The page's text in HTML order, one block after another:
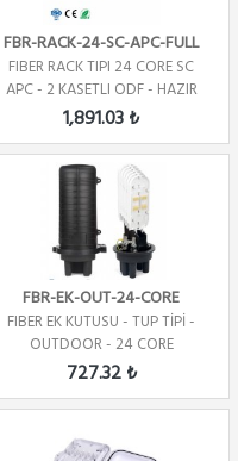
FBR-RACK-24-SC-APC-FULL
FIBER RACK TIPI 24 CORE SC
APC - 2 KASETLI ODF - HAZIR
1,891.03 ₺
FBR-EK-OUT-24-CORE
FIBER EK KUTUSU - TUP TİPİ -
OUTDOOR - 24 CORE
727.32 ₺